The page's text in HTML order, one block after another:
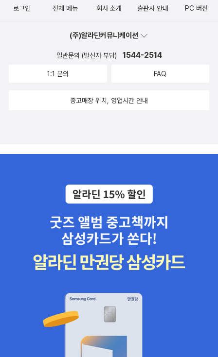
로그인 전체 메뉴 회사 소개 출판사 안내 PC 버전
(주)알라딘커뮤니케이션
일반문의 (발신자 부담) 1544-2514
1:1 문의 FAQ
중고매장 위치, 영업시간 안내